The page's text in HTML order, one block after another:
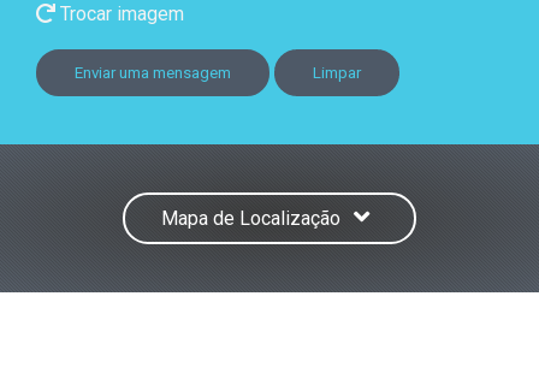
Trocar imagem
Enviar uma mensagem Limpar
Mapa de Localização